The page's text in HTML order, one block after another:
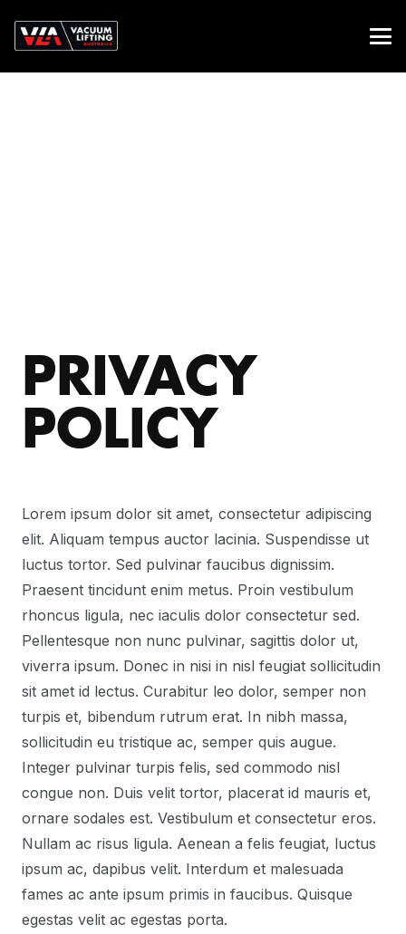
PRIVACY
POLICY
Lorem ipsum dolor sit amet, consectetur adipiscing
elit. Aliquam tempus auctor lacinia. Suspendisse ut
luctus tortor. Sed pulvinar faucibus dignissim.
Praesent tincidunt enim metus. Proin vestibulum
rhoncus ligula, nec iaculis dolor consectetur sed.
Pellentesque non nunc pulvinar, sagittis dolor ut,
viverra ipsum. Donec in nisi in nisl feugiat sollicitudin
sit amet id lectus. Curabitur leo dolor, semper non
turpis et, bibendum rutrum erat. In nibh massa,
sollicitudin eu tristique ac, semper quis augue.
Integer pulvinar turpis felis, sed commodo nisl
congue non. Duis velit tortor, placerat id mauris et,
ornare sodales est. Vestibulum et consectetur eros.
Nullam ac risus ligula. Aenean a felis feugiat, luctus
ipsum ac, dapibus velit. Interdum et malesuada
fames ac ante ipsum primis in faucibus. Quisque
egestas velit ac egestas porta.